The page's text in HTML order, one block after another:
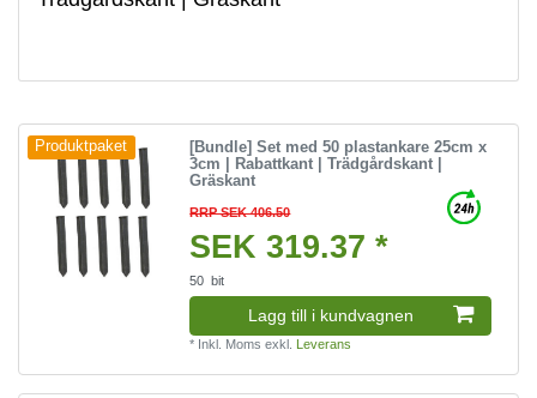
Produktpaket
[Bundle] Set med 50 plastankare 25cm x
3cm | Rabattkant | Trädgårdskant |
Gräskant
RRP SEK 406.50
SEK 319.37 *
50 bit
Lagg till i kundvagnen
* Inkl. Moms exkl. Leverans